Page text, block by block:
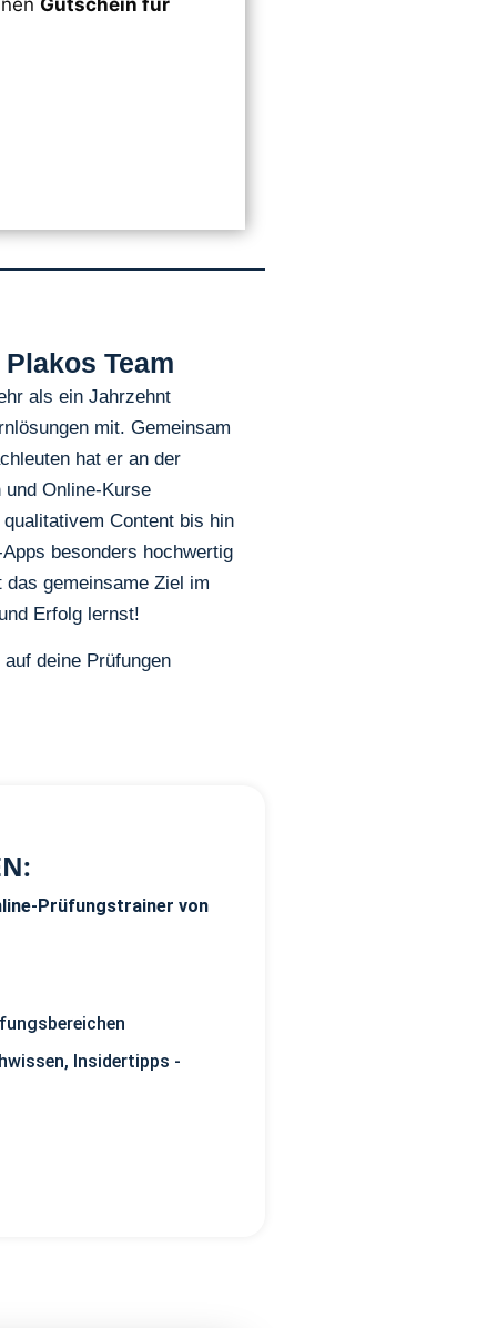
Gutschein für
Team
als ein Jahrzehnt
mit. Gemeinsam
hat er an der
Online-Kurse
Content bis hin
besonders hochwertig
gemeinsame Ziel im
Erfolg lernst!
deine Prüfungen
Prüfungstrainer von
Insidertipps -